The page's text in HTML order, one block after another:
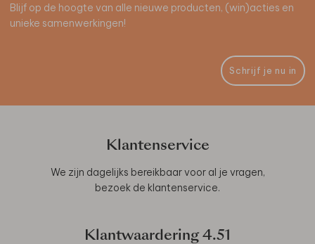
Blijf op de hoogte van alle nieuwe producten, (win)acties en
unieke samenwerkingen!
Schrijf je nu in
Klantenservice
We zijn dagelijks bereikbaar voor al je vragen,
bezoek de klantenservice.
Klantwaardering 4.51